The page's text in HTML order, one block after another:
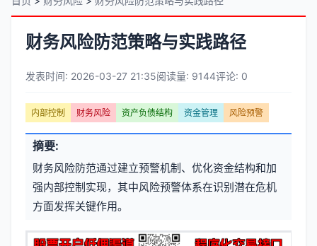
财务风险防范策略与实践路径
章
元
信
息
发表时间: 2026-03-27 21:35阅读量: 9144评论: 0
文
章
标
签
内部控制 财务风险 资产负债结构 资金管理 风险预警
摘要:
财务风险防范通过建立预警机制、优化资金结构和加
强内部控制实现，其中风险预警体系在识别潜在危机
方面发挥关键作用。